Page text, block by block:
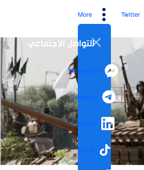
Twitter
More
التواصل الاجتماعي
Messenger
Telegram
LinkedIn
TikTok